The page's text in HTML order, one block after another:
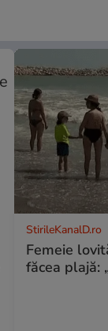
StirileKanalD.ro
Femeie
făcea plajă: